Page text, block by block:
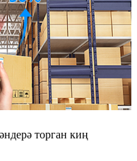
торган киң